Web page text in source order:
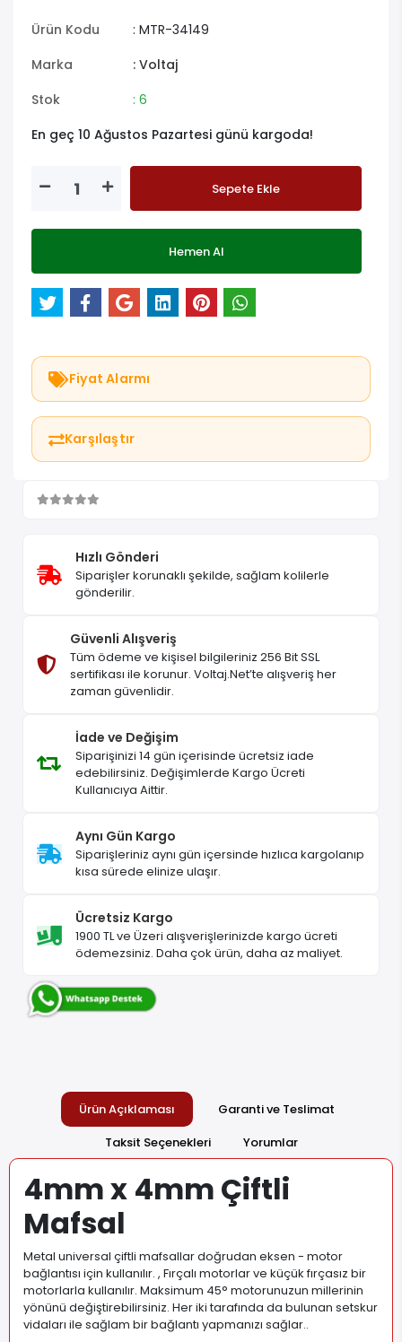
Ürün Kodu
: MTR-34149
Marka
: Voltaj
Stok
: 6
En geç 10 Ağustos Pazartesi günü kargoda!
Sepete Ekle
Hemen Al
Fiyat Alarmı
Karşılaştır
Hızlı Gönderi
Siparişler korunaklı şekilde, sağlam kolilerle
gönderilir.
Güvenli Alışveriş
Tüm ödeme ve kişisel bilgileriniz 256 Bit SSL
sertifikası ile korunur. Voltaj.Net’te alışveriş her
zaman güvenlidir.
İade ve Değişim
Siparişinizi 14 gün içerisinde ücretsiz iade
edebilirsiniz. Değişimlerde Kargo Ücreti
Kullanıcıya Aittir.
Aynı Gün Kargo
Siparişleriniz aynı gün içersinde hızlıca kargolanıp
kısa sürede elinize ulaşır.
Ücretsiz Kargo
1900 TL ve Üzeri alışverişlerinizde kargo ücreti
ödemezsiniz. Daha çok ürün, daha az maliyet.
Ürün Açıklaması
Garanti ve Teslimat
Taksit Seçenekleri
Yorumlar
4mm x 4mm Çiftli
Mafsal
Metal universal çiftli mafsallar doğrudan eksen - motor
bağlantısı için kullanılır. , Fırçalı motorlar ve küçük fırçasız bir
motorlarla kullanılır. Maksimum 45° motorunuzun millerinin
yönünü değiştirebilirsiniz. Her iki tarafında da bulunan setskur
vidaları ile sağlam bir bağlantı yapmanızı sağlar..